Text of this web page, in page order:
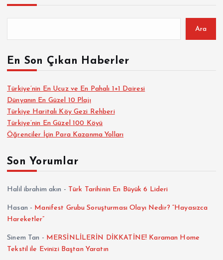
Ara
En Son Çıkan Haberler
Türkiye’nin En Ucuz ve En Pahalı 1+1 Dairesi
Dünyanın En Güzel 10 Plajı
Türkiye Haritalı Köy Gezi Rehberi
Türkiye’nin En Güzel 100 Köyü
Öğrenciler İçin Para Kazanma Yolları
Son Yorumlar
Halil ibrahim akın - Türk Tarihinin En Büyük 6 Lideri
Hasan - Manifest Grubu Soruşturması Olayı Nedir? “Hayasızca
Hareketler”
Sinem Tan - MERSİNLİLERİN DİKKATİNE! Karaman Home
Tekstil ile Evinizi Baştan Yaratın